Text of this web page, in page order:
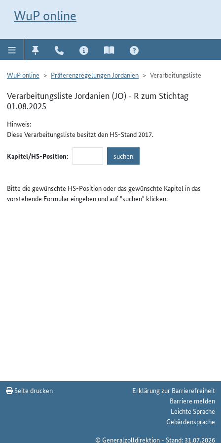
WuP online
WuP online Präferenzregelungen Jordanien Verarbeitungsliste
Verarbeitungsliste Jordanien (JO) - R zum Stichtag
01.08.2025
Hinweis:
Diese Verarbeitungsliste besitzt den HS-Stand 2017.
Kapitel/HS-Position:
Bitte die gewünschte HS-Position oder das gewünschte Kapitel in das
vorstehende Formular eingeben und auf "suchen" klicken.
Seite drucken
Erklärung zur Barrierefreiheit
Barriere melden
Leichte Sprache
Gebärdensprache
© Generalzolldirektion - Stand: 31.07.2026